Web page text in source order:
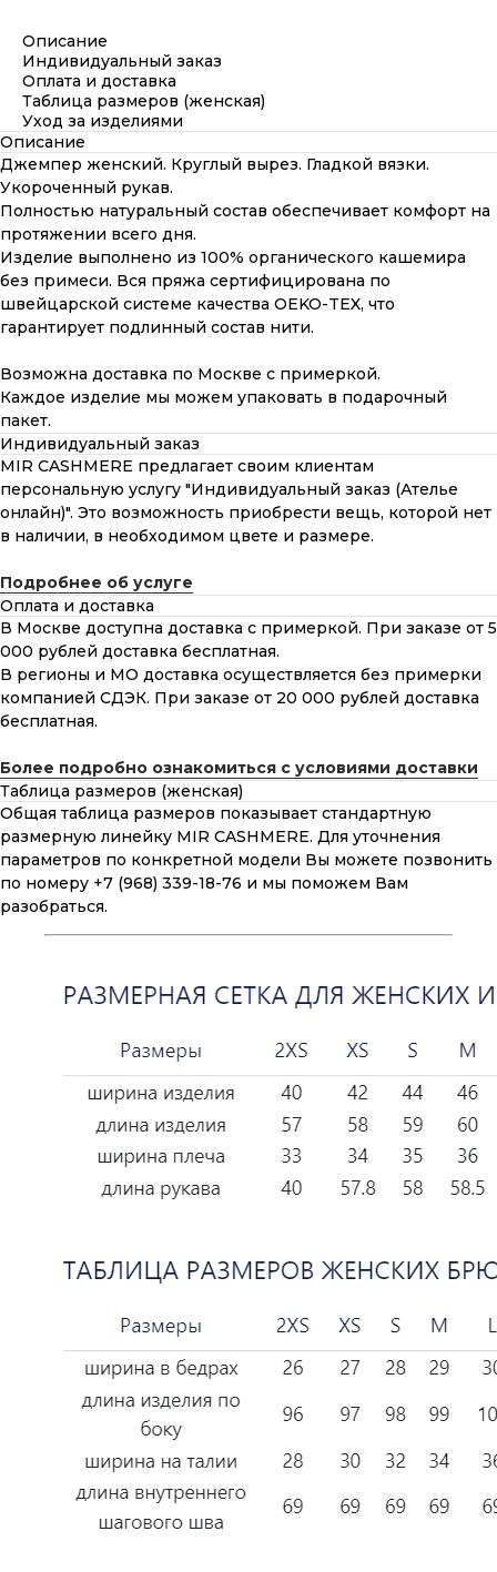
Описание
Индивидуальный заказ
Оплата и доставка
Таблица размеров (женская)
Уход за изделиями
Описание
Джемпер женский. Круглый вырез. Гладкой вязки.
Укороченный рукав.
Полностью натуральный состав обеспечивает комфорт на
протяжении всего дня.
Изделие выполнено из 100% органического кашемира
без примеси. Вся пряжа сертифицирована по
швейцарской системе качества OEKO-TEX, что
гарантирует подлинный состав нити.
Возможна доставка по Москве с примеркой.
Каждое изделие мы можем упаковать в подарочный
пакет.
Индивидуальный заказ
MIR CASHMERE предлагает своим клиентам
персональную услугу "Индивидуальный заказ (Ателье
онлайн)". Это возможность приобрести вещь, которой нет
в наличии, в необходимом цвете и размере.
Подробнее об услуге
Оплата и доставка
В Москве доступна доставка с примеркой. При заказе от 5
000 рублей доставка бесплатная.
В регионы и МО доставка осуществляется без примерки
компанией СДЭК. При заказе от 20 000 рублей доставка
бесплатная.
Более подробно ознакомиться с условиями доставки
Таблица размеров (женская)
Общая таблица размеров показывает стандартную
размерную линейку MIR CASHMERE. Для уточнения
параметров по конкретной модели Вы можете позвонить
по номеру +7 (968) 339-18-76 и мы поможем Вам
разобраться.